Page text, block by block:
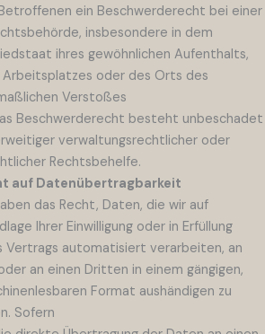
ein Beschwerderecht bei einer
insbesondere in dem
ihres gewöhnlichen Aufenthalts,
Arbeitsplatzes oder des Orts des
Verstoßes
Beschwerderecht besteht unbeschadet
verwaltungsrechtlicher oder
Rechtsbehelfe.
auf Daten­übertrag­barkeit
das Recht, Daten, die wir auf
Ihrer Einwilligung oder in Erfüllung
Vertrags automatisiert verarbeiten, an
an einen Dritten in einem gängigen,
Format aushändigen zu
Sofern